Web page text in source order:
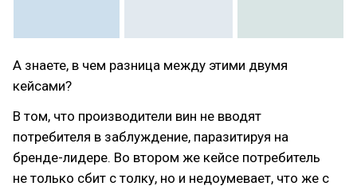
А знаете, в чем разница между этими двумя
кейсами?
В том, что производители вин не вводят
потребителя в заблуждение, паразитируя на
бренде-лидере. Во втором же кейсе потребитель
не только сбит с толку, но и недоумевает, что же с